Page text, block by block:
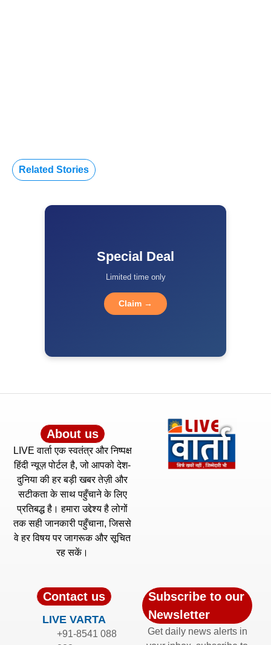
Related Stories
Special Deal
Limited time only
Claim →
About us
LIVE वार्ता एक स्वतंत्र और निष्पक्ष
हिंदी न्यूज़ पोर्टल है, जो आपको देश-
दुनिया की हर बड़ी खबर तेज़ी और
सटीकता के साथ पहुँचाने के लिए
प्रतिबद्ध है। हमारा उद्देश्य है लोगों
तक सही जानकारी पहुँचाना, जिससे
वे हर विषय पर जागरूक और सूचित
रह सकें।
Contact us
LIVE VARTA
+91-8541 088
Subscribe to our
Newsletter
Get daily news alerts in